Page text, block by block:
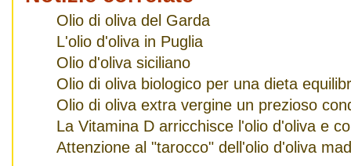
Olio di oliva del Garda
L'olio d'oliva in Puglia
Olio d'oliva siciliano
Olio di oliva biologico per una dieta
Olio di oliva extra vergine un prezioso
La Vitamina D arricchisce l'olio d'oliva e
Attenzione al "tarocco" dell'olio d'oliva